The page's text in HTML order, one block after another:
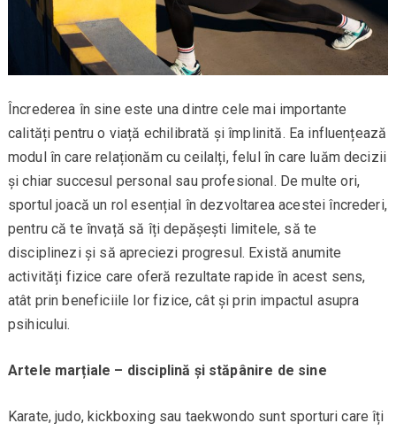
Încrederea în sine este una dintre cele mai importante
calități pentru o viață echilibrată și împlinită. Ea influențează
modul în care relaționăm cu ceilalți, felul în care luăm decizii
și chiar succesul personal sau profesional. De multe ori,
sportul joacă un rol esențial în dezvoltarea acestei încrederi,
pentru că te învață să îți depășești limitele, să te
disciplinezi și să apreciezi progresul. Există anumite
activități fizice care oferă rezultate rapide în acest sens,
atât prin beneficiile lor fizice, cât și prin impactul asupra
psihicului.
Artele marțiale – disciplină și stăpânire de sine
Karate, judo, kickboxing sau taekwondo sunt sporturi care îți